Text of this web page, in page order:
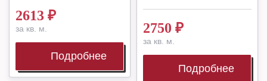
2613 ₽
за кв. м.
Подробнее
2750 ₽
за кв. м.
Подробнее